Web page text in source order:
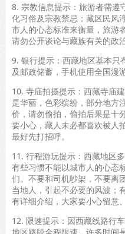
8. 宗教信息提示：旅游者需遵
化习俗及宗教禁忌；藏区民风
市人的心态标准来衡量，旅游
请勿公开谈论与藏族有关的政治
9. 银行提示：西藏地区基本只
及邮政储蓄，手机使用全国漫
10. 寺庙拍摄提示：西藏寺庙
是华丽，色彩缤纷，部分地方
价，请勿偷拍，偷拍后果是十
要小心，藏人未必都喜欢被人
最好先打招呼。
11. 行程游玩提示：西藏地区
有些习惯不能以城市人的心态
们。不要和司机吵架，不要离
当地人，引起不必要的风波；
有详细介绍，大家要小心留意
12. 限速提示：因西藏线路行